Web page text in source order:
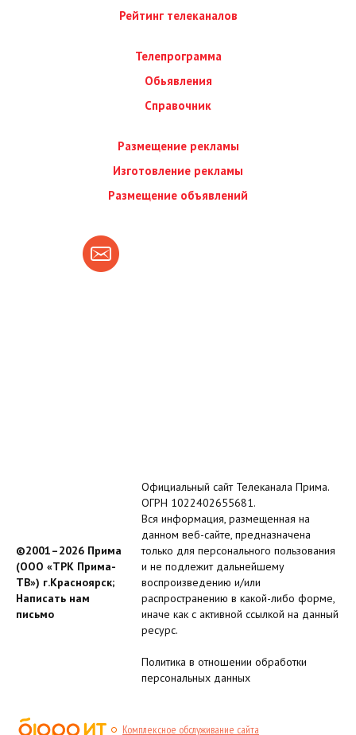
Рейтинг телеканалов
Телепрограмма
Обьявления
Справочник
Размещение рекламы
Изготовление рекламы
Размещение объявлений
©2001–2026 Прима
(ООО «ТРК Прима-
ТВ») г.Красноярск;
Написать нам
письмо
Официальный сайт Телеканала Прима.
ОГРН 1022402655681.
Вся информация, размещенная на
данном веб-сайте, предназначена
только для персонального пользования
и не подлежит дальнейшему
воспроизведению и/или
распространению в какой-либо форме,
иначе как с активной ссылкой на данный
ресурс.
Политика в отношении обработки
персональных данных
Комплексное обслуживание сайта